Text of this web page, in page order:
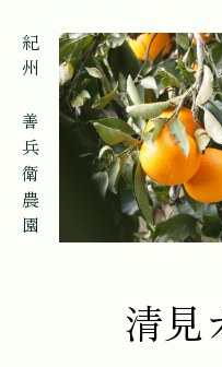
紀州 善兵衛農園
清見